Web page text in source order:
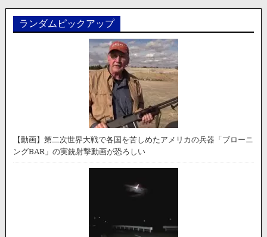
ランダムピックアップ
【動画】第二次世界大戦で各国を苦しめたアメリカの兵器「ブローニ
ングBAR」の実銃射撃動画が恐ろしい